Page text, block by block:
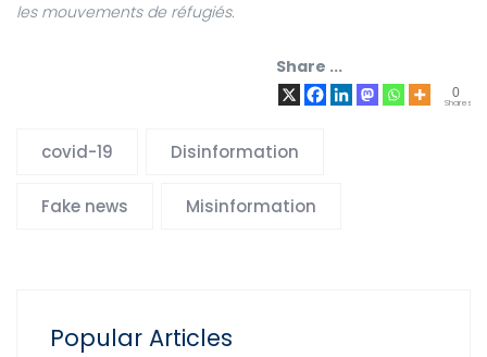
les mouvements de réfugiés.
Share ...
0
Shares
covid-19 Disinformation
Fake news Misinformation
Popular Articles